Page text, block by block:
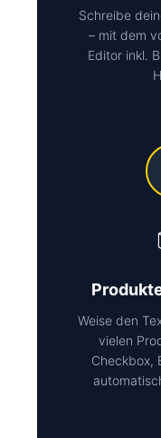
Schreibe
– mit dem
Editor inkl.
Weise den
vielen
Checkbox,